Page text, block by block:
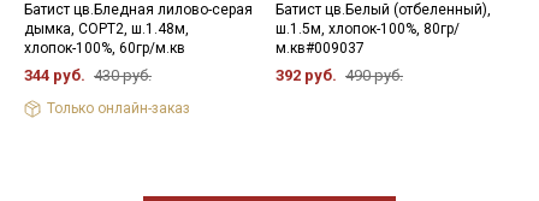
Батист цв.Бледная лилово-серая
дымка, СОРТ2, ш.1.48м,
хлопок-100%, 60гр/м.кв
344 руб. 430 руб.
Только онлайн-заказ
Батист цв.Белый (отбеленный),
ш.1.5м, хлопок-100%, 80гр/
м.кв#009037
392 руб. 490 руб.